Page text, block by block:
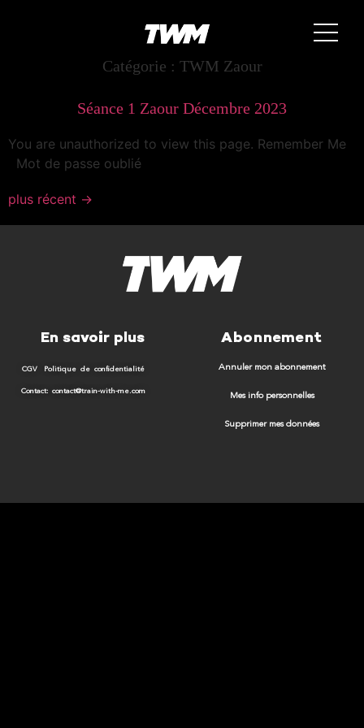
Catégorie : TWM Zaour
Séance 1 Zaour Décembre 2023
You are unauthorized to view this page. Remember Me
Mot de passe oublié
plus récent →
En savoir plus
CGV Politique de confidentialité
Contact: contact@train-with-me.com
Abonnement
Annuler mon abonnement
Mes info personnelles
Supprimer mes données